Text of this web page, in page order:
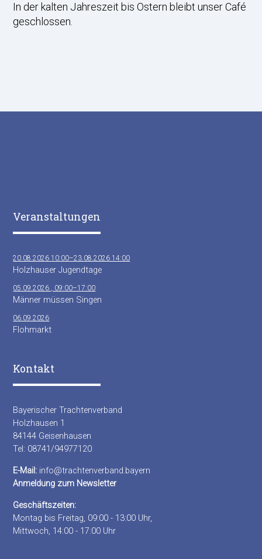
In der kalten Jahreszeit bis Ostern bleibt unser Café
geschlossen.
Veranstaltungen
20.08.2026 10:00–23.08.2026 14:00
Holzhauser Jugendtage
05.09.2026 , 09:00–17:00
Männer müssen Singen
06.09.2026
Flohmarkt
Kontakt
Bayerischer Trachtenverband
Holzhausen 1
84144 Geisenhausen
Tel: 08741/94977120
E-Mail: info@trachtenverband.bayern
Anmeldung zum Newsletter
Geschäftszeiten:
Montag bis Freitag, 09:00 - 13:00 Uhr,
Mittwoch, 14:00 - 17:00 Uhr